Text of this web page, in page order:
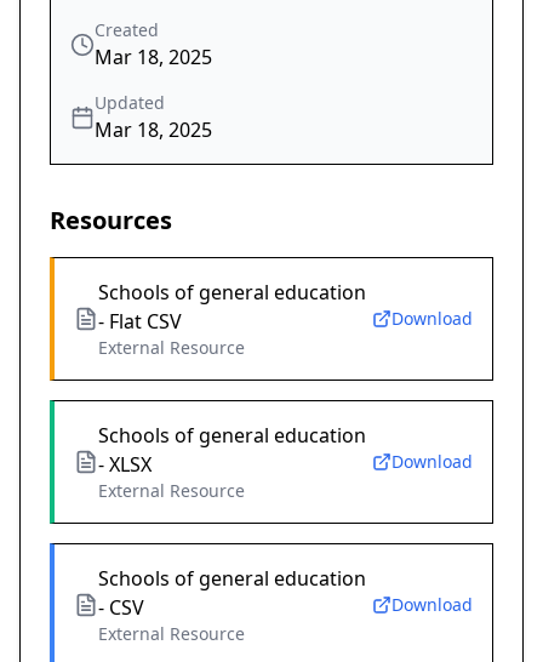
Created
Mar 18, 2025
Updated
Mar 18, 2025
Resources
Schools of general education
- Flat CSV
External Resource
Download
Schools of general education
- XLSX
External Resource
Download
Schools of general education
- CSV
External Resource
Download